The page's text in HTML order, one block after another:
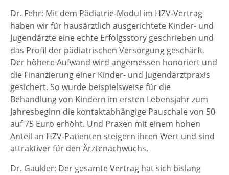
Dr. Fehr: Mit dem Pädiatrie-Modul im HZV-Vertrag
haben wir für hausärztlich ausgerichtete Kinder- und
Jugendärzte eine echte Erfolgsstory geschrieben und
das Profil der pädiatrischen Versorgung geschärft.
Der höhere Aufwand wird angemessen honoriert und
die Finanzierung einer Kinder- und Jugendarztpraxis
gesichert. So wurde beispielsweise für die
Behandlung von Kindern im ersten Lebensjahr zum
Jahresbeginn die kontaktabhängige Pauschale von 50
auf 75 Euro erhöht. Und Praxen mit einem hohen
Anteil an HZV-Patienten steigern ihren Wert und sind
attraktiver für den Ärztenachwuchs.
Dr. Gaukler: Der gesamte Vertrag hat sich bislang